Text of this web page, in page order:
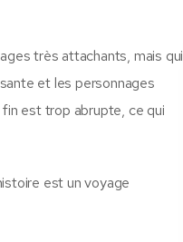
très attachants, mais qui
et les personnages
est trop abrupte, ce qui
est un voyage